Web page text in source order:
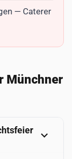
— Caterer
Münchner